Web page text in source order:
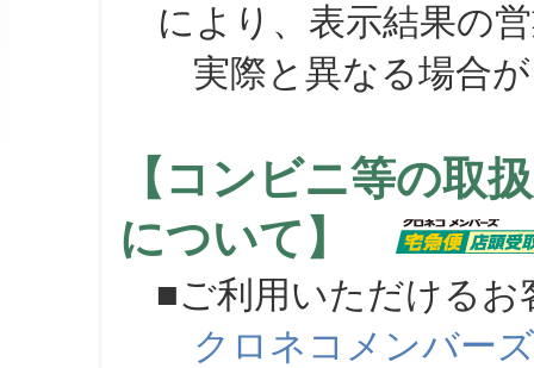
により、表示結果の
実際と異なる場合が
【コンビニ等の取
について】
■ご利用いただけるお
クロネコメンバーズ